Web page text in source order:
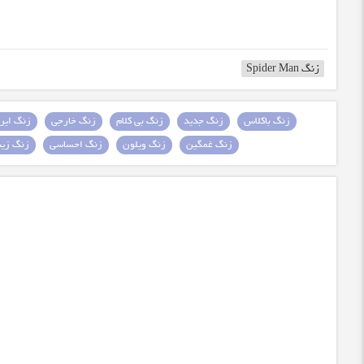
زنگ Spider Man
زنگ باکلاس زنگ جدید زنگ بی کلام زنگ خارجی زنگ
زنگ غمگین
زنگ ویلون زنگ احساسی زنگ